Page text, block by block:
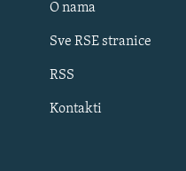
O nama
Sve RSE stranice
RSS
Kontakti